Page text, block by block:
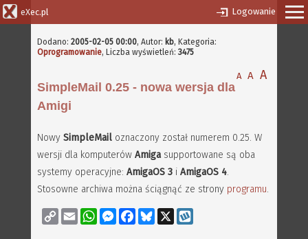
eXec.pl Logowanie
Dodano: 2005-02-05 00:00, Autor: kb, Kategoria:
Oprogramowanie, Liczba wyświetleń: 3475
A A A
SimpleMail 0.25 - nowa wersja dla
Amigi
Nowy SimpleMail oznaczony został numerem 0.25. W
wersji dla komputerów Amigasupportowane są oba
systemy operacyjne: AmigaOS 3 i AmigaOS 4.
Stosowne archiwa można ściągnąć ze strony programu.
Copy
Link
Email WhatsAppMessenger
FacebookBluesky